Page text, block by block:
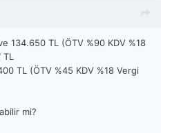
134.650 TL (ÖTV %90 KDV %18
TL
TL (ÖTV %45 KDV %18 Vergi
mi?